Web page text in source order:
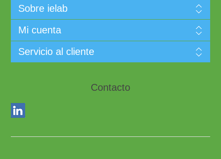
Sobre ielab
Mi cuenta
Servicio al cliente
Contacto